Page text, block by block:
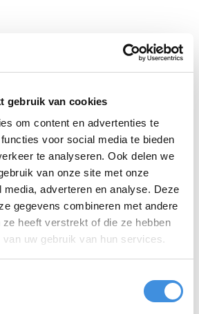
gebruik van cookies
om content en advertenties te
voor social media te bieden
te analyseren. Ook delen we
van onze site met onze
adverteren en analyse. Deze
gegevens combineren met andere
ze heeft verstrekt of die ze hebben
uw gebruik van hun services.